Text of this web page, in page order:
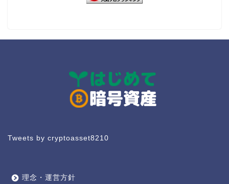
Tweets by cryptoasset8210
理念・運営方針